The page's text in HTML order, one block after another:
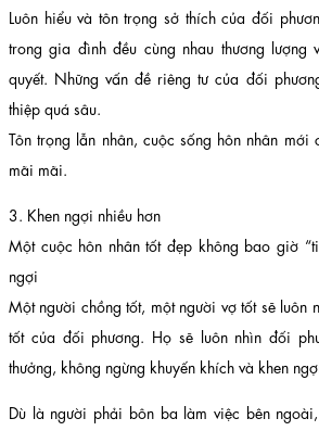
Luôn hiểu và tôn trọng sở thích của đối
trong gia đình đều cùng nhau thương lượng
quyết. Những vấn đề riêng tư của đối
thiệp quá sâu.
Tôn trọng lẫn nhân, cuộc sống hôn nhân mới
mãi mãi.
3. Khen ngợi nhiều hơn
Một cuộc hôn nhân tốt đẹp không bao giờ
ngợi
Một người chồng tốt, một người vợ tốt sẽ luôn
tốt của đối phương. Họ sẽ luôn nhìn đối
thưởng, không ngừng khuyến khích và khen
Dù là người phải bôn ba làm việc bên